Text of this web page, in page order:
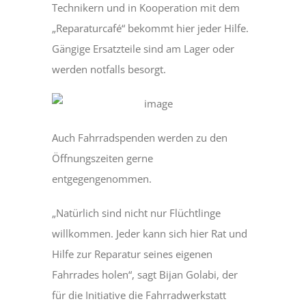
Technikern und in Kooperation mit dem
„Reparaturcafé“ bekommt hier jeder Hilfe.
Gängige Ersatzteile sind am Lager oder
werden notfalls besorgt.
Auch Fahrradspenden werden zu den
Öffnungszeiten gerne
entgegengenommen.
„Natürlich sind nicht nur Flüchtlinge
willkommen. Jeder kann sich hier Rat und
Hilfe zur Reparatur seines eigenen
Fahrrades holen“, sagt Bijan Golabi, der
für die Initiative die Fahrradwerkstatt